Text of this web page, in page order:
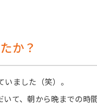
か？
ました（笑）。
て、朝から晩までの